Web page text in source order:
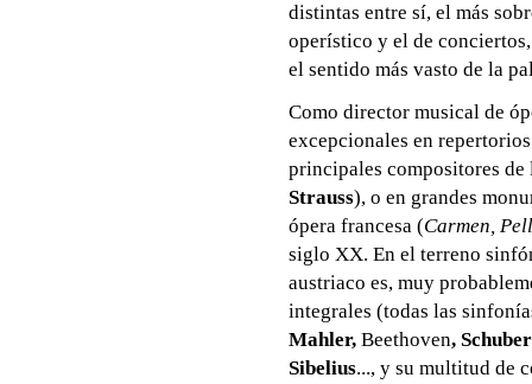
distintas entre sí, el más
operístico y el de
el sentido más vasto de la
Como director musical de
excepcionales en
principales compositores
Strauss), o en grandes
ópera francesa (Carmen,
siglo XX. En el terreno
austriaco es, muy
integrales (todas las
Mahler, Beethoven,
Sibelius..., y su multitud de